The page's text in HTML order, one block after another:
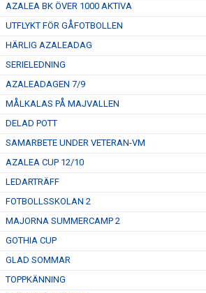
AZALEA BK ÖVER 1000 AKTIVA
UTFLYKT FÖR GÅFOTBOLLEN
HÄRLIG AZALEADAG
SERIELEDNING
AZALEADAGEN 7/9
MÅLKALAS PÅ MAJVALLEN
DELAD POTT
SAMARBETE UNDER VETERAN-VM
AZALEA CUP 12/10
LEDARTRÄFF
FOTBOLLSSKOLAN 2
MAJORNA SUMMERCAMP 2
GOTHIA CUP
GLAD SOMMAR
TOPPKÄNNING